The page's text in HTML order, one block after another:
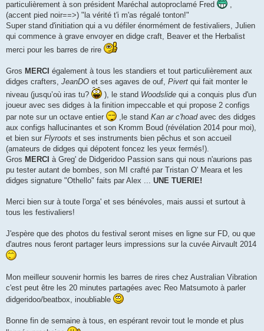
particulièrement à son président Maréchal autoproclamé Fred
(accent pied noir==>) "la vérité t'i m'as régalé tonton!"
Super stand d'initiation qui a vu défiler énormément de festivaliers, Julien
qui commence à grave envoyer en didge craft, Beaver et the Herbalist
merci pour les barres de rire
Gros MERCI également à tous les standiers et tout particulièrement aux
didges crafters, JeanDO et ses agaves de ouf, Pivert qui fait monter le
niveau (jusqu’où iras tu?
), le stand Woodslide qui a conquis plus d'un
joueur avec ses didges à la finition impeccable et qui propose 2 configs
par note sur un octave entier
,le stand Kan ar c'hoadavec des didges
aux configs hallucinantes et son Kromm Boud (révélation 2014 pour moi),
et bien sur Flyroots et ses instruments bien pêchus et son accueil
(amateurs de didges qui dépotent foncez les yeux fermés!).
Gros MERCI à Greg' de Didgeridoo Passion sans qui nous n'aurions pas
pu tester autant de bombes, son MI crafté par Tristan O' Meara et les
didges signature "Othello" faits par Alex ... UNE TUERIE!
Merci bien sur à toute l'orga' et ses bénévoles, mais aussi et surtout à
tous les festivaliers!
J'espère que des photos du festival seront mises en ligne sur FD, ou que
d'autres nous feront partager leurs impressions sur la cuvée Airvault 2014
Mon meilleur souvenir hormis les barres de rires chez Australian Vibration
c'est peut être les 20 minutes partagées avec Reo Matsumoto à parler
didgeridoo/beatbox, inoubliable
Bonne fin de semaine à tous, en espérant revoir tout le monde et plus